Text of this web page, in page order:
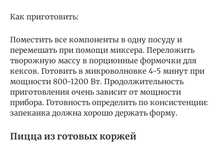
Как приготовить:
Поместить все компоненты в одну посуду и
перемешать при помощи миксера. Переложить
творожную массу в порционные формочки для
кексов. Готовить в микроволновке 4-5 минут при
мощности 800-1200 Вт. Продолжительность
приготовления очень зависит от мощности
прибора. Готовность определить по консистенции:
запеканка должна хорошо держать форму.
Пицца из готовых коржей